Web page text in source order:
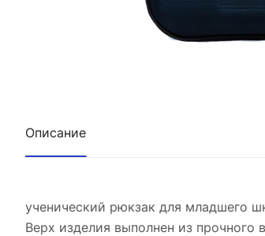
Описание
ученический рюкзак для младшего
Верх изделия выполнен из